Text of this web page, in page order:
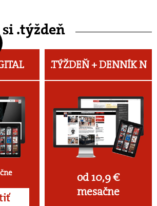
.týždeň
.TÝŽDEŇ +DENNÍK N
od 10,9 €
mesačne